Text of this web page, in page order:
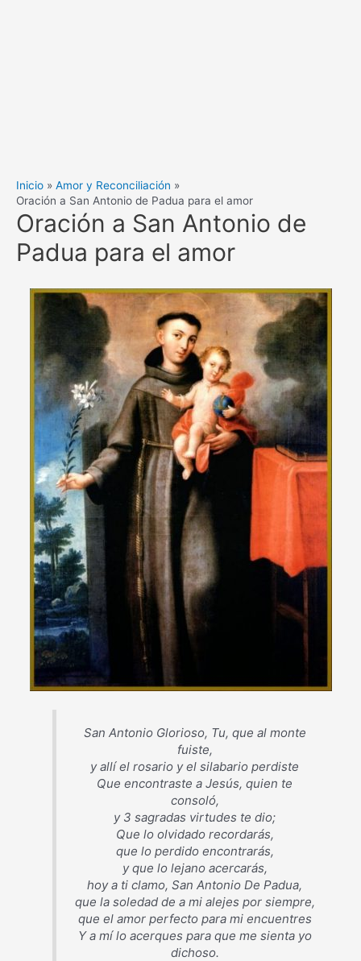
Inicio
Amor y Reconciliación
Oración a San Antonio de Padua para el amor
Oración a San Antonio de
Padua para el amor
San Antonio Glorioso, Tu, que al monte
fuiste,
y allí el rosario y el silabario perdiste
Que encontraste a Jesús, quien te
consoló,
y 3 sagradas virtudes te dio;
Que lo olvidado recordarás,
que lo perdido encontrarás,
y que lo lejano acercarás,
hoy a ti clamo, San Antonio De Padua,
que la soledad de a mi alejes por siempre,
que el amor perfecto para mi encuentres
Y a mí lo acerques para que me sienta yo
dichoso.